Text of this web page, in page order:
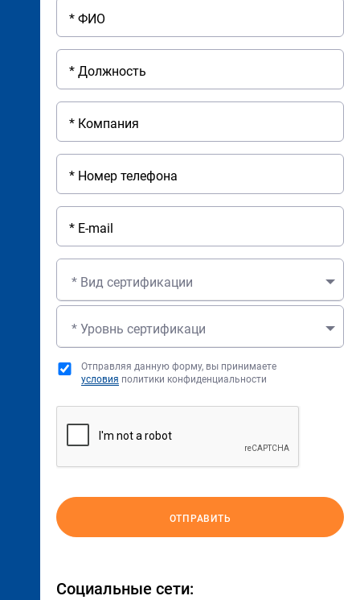
* Вид сертификации
* Уровнь сертификаци
Отправляя данную форму, вы принимаете
условия политики конфиденциальности
ОТПРАВИТЬ
Социальные сети: